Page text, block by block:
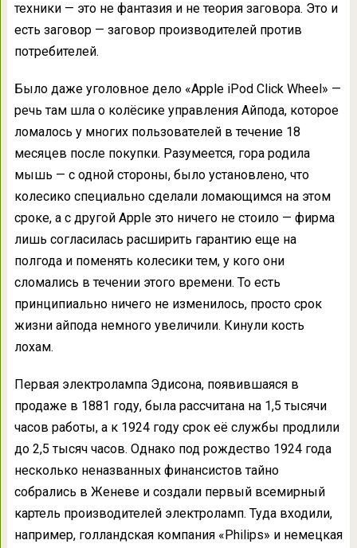
техники — это не фантазия и не теория заговора. Это и
есть заговор — заговор производителей против
потребителей.
Было даже уголовное дело «Apple iPod Click Wheel» —
речь там шла о колёсике управления Айпода, которое
ломалось у многих пользователей в течение 18
месяцев после покупки. Разумеется, гора родила
мышь — с одной стороны, было установлено, что
колесико специально сделали ломающимся на этом
сроке, а с другой Apple это ничего не стоило — фирма
лишь согласилась расширить гарантию еще на
полгода и поменять колесики тем, у кого они
сломались в течении этого времени. То есть
принципиально ничего не изменилось, просто срок
жизни айпода немного увеличили. Кинули кость
лохам.
Первая электролампа Эдисона, появившаяся в
продаже в 1881 году, была рассчитана на 1,5 тысячи
часов работы, а к 1924 году срок её службы продлили
до 2,5 тысяч часов. Однако под рождество 1924 года
несколько неназванных финансистов тайно
собрались в Женеве и создали первый всемирный
картель производителей электроламп. Туда входили,
например, голландская компания «Philips» и немецкая